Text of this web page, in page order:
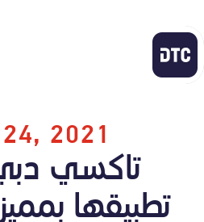
2021
تاكسي
تطبيقها